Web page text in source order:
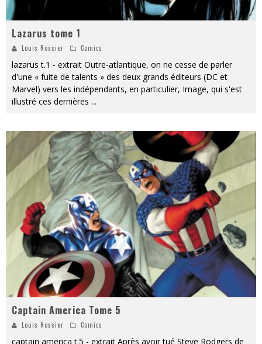
Lazarus tome 1
Louis Rossier Comics
lazarus t.1 - extrait Outre-atlantique, on ne cesse de parler
d'une « fuite de talents » des deux grands éditeurs (DC et
Marvel) vers les indépendants, en particulier, Image, qui s'est
illustré ces dernières ...
Captain America Tome 5
Louis Rossier Comics
captain america t.5 - extrait Après avoir tué Steve Rodgers de